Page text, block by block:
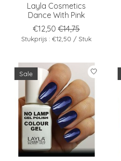
Layla Cosmetics
Dance With Pink
€12,50 €14,75
Stukprijs : €12,50 / Stuk
Sale